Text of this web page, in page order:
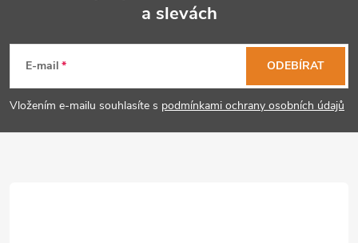
p
a
a slevách
E-mail
Vložením e-mailu souhlasíte s podmínkami ochrany osobních údajů
ODEBÍRAT